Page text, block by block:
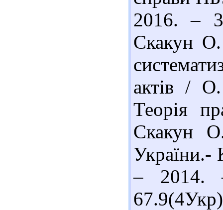
2016. –
Скакун О.
актів /
Теорія
Скакун
України.-
– 2014.